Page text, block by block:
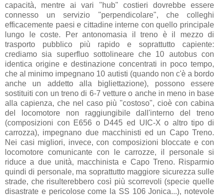
capacità, mentre ai vari "hub" costieri dovrebbe essere
connesso un servizio "perpendicolare", che colleghi
efficacemente paesi e cittadine interne con quello principale
lungo le coste. Per antonomasia il treno è il mezzo di
trasporto pubblico più rapido e soprattutto capiente:
crediamo sia superfluo sottolineare che 10 autobus con
identica origine e destinazione concentrati in poco tempo,
che al minimo impegnano 10 autisti (quando non c'è a bordo
anche un addetto alla bigliettazione), possono essere
sostituiti con un treno di 6-7 vetture o anche in meno in base
alla capienza, che nel caso più "costoso", cioè con cabina
del locomotore non raggiungibile dall'interno del treno
(composizioni con E656 o D445 ed UIC-X o altro tipo di
carrozza), impegnano due macchinisti ed un Capo Treno.
Nei casi migliori, invece, con composizioni bloccate e con
locomotore comunicante con le carrozze, il personale si
riduce a due unità, macchinista e Capo Treno. Risparmio
quindi di personale, ma soprattutto maggiore sicurezza sulle
strade, che risulterebbero così più scorrevoli (specie quelle
disastrate e pericolose come la SS 106 Jonica...), notevole